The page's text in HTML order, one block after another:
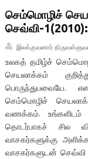
செம்மொழிச்
செவ்வி-
இலக்குவனார்
உலகத் தமிழ்ச்
செயலாக்கம்
பொருந்துபவையே.
செம்மொழிச்
வணக்கம். உங்களிடம்
தொடர்பாகச் சில
வாசகர்களுக்கு
வாசகர்களுடன் செவ்வி